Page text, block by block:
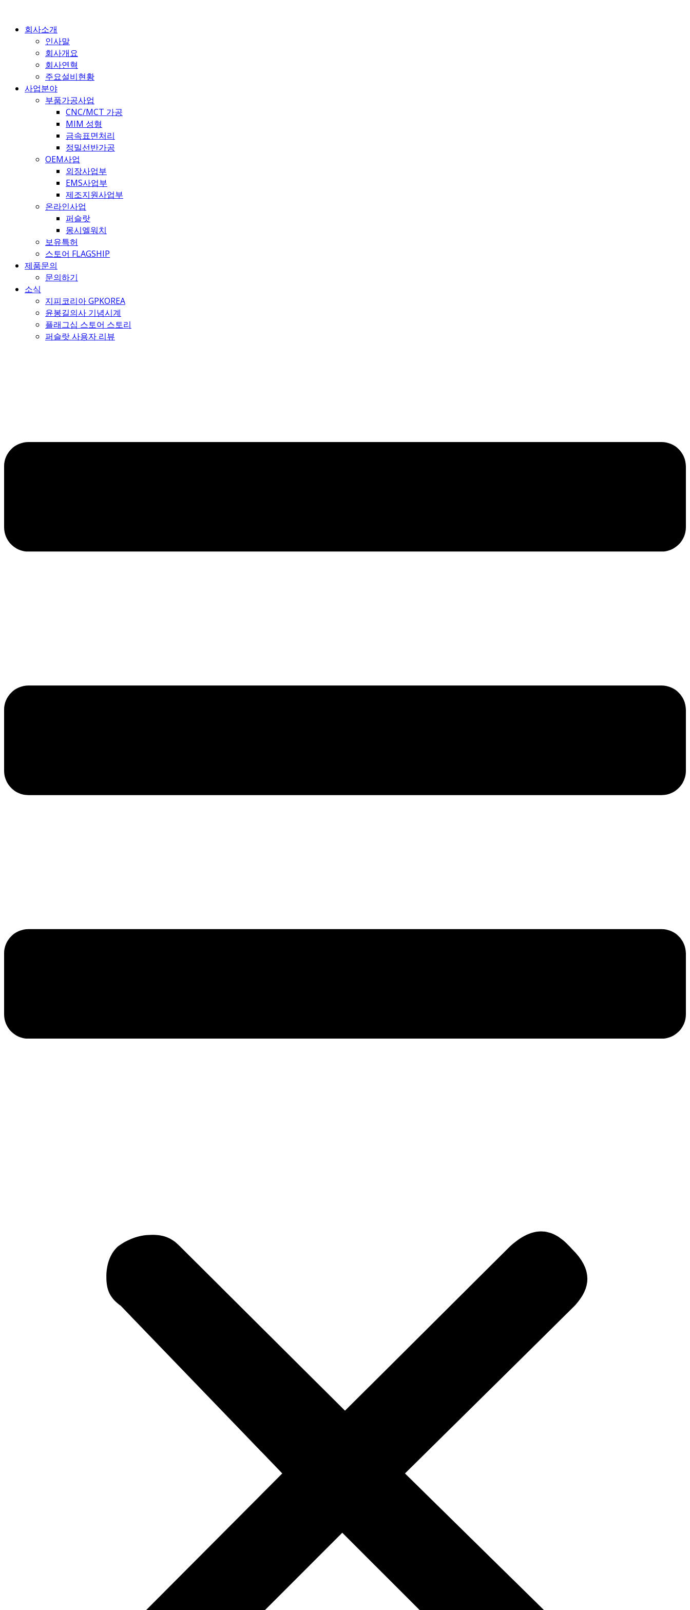
회사소개
인사말
회사개요
회사연혁
주요설비현황
사업분야
부품가공사업
CNC/MCT 가공
MIM 성형
금속표면처리
정밀선반가공
OEM사업
외장사업부
EMS사업부
제조지원사업부
온라인사업
퍼슬랏
몽시엘워치
보유특허
스토어 FLAGSHIP
제품문의
문의하기
소식
지피코리아 GPKOREA
윤봉길의사 기념시계
플래그십 스토어 스토리
퍼슬랏 사용자 리뷰